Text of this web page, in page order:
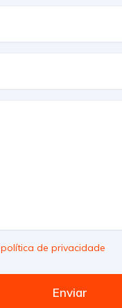
política de privacidade
Enviar